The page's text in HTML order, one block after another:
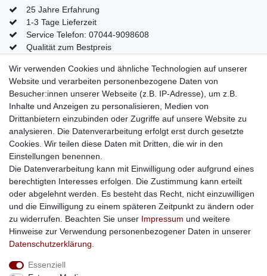
25 Jahre Erfahrung
1-3 Tage Lieferzeit
Service Telefon: 07044-9098608
Qualität zum Bestpreis
Mein Konto
Konto
Login
Kontaktformular
Impressum Daten­schutz­erklärung
Barrierefreiheitserklärung Widerrufs­recht
Vertrag widerrufen Kontakt
Wir verwenden Cookies und ähnliche Technologien auf unserer
Website und verarbeiten personenbezogene Daten von
Besucher:innen unserer Webseite (z.B. IP-Adresse), um z.B.
Inhalte und Anzeigen zu personalisieren, Medien von
Drittanbietern einzubinden oder Zugriffe auf unsere Website zu
analysieren. Die Datenverarbeitung erfolgt erst durch gesetzte
Cookies. Wir teilen diese Daten mit Dritten, die wir in den
Einstellungen benennen.
Die Datenverarbeitung kann mit Einwilligung oder aufgrund eines
berechtigten Interesses erfolgen. Die Zustimmung kann erteilt
oder abgelehnt werden. Es besteht das Recht, nicht einzuwilligen
und die Einwilligung zu einem späteren Zeitpunkt zu ändern oder
zu widerrufen. Beachten Sie unser Impressum und weitere
Hinweise zur Verwendung personenbezogener Daten in unserer
Daten­schutz­erklärung
Essenziell